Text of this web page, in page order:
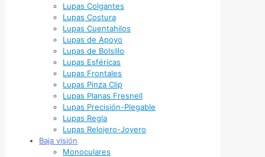
Lupas Colgantes
Lupas Costura
Lupas Cuentahilos
Lupas de Apoyo
Lupas de Bolsillo
Lupas Esféricas
Lupas Frontales
Lupas Pinza Clip
Lupas Planas Fresnell
Lupas Precisión-Plegable
Lupas Regla
Lupas Relojero-Joyero
Baja visión
Monoculares